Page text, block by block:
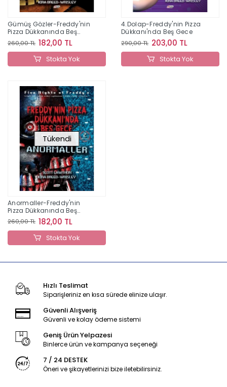
Gümüş Gözler-Freddy'nin
Pizza Dükkanında Beş
Gece
260,00 TL 182,00 TL
Stokta Yok
4.Dolap-Freddy'nin Pizza
Dükkanı'nda Beş Gece
290,00 TL 203,00 TL
Stokta Yok
Tükendi
Anormaller-Freddy'nin
Pizza Dükkanında Beş
Gece
260,00 TL 182,00 TL
Stokta Yok
Hızlı Teslimat
Siparişleriniz en kısa sürede elinize ulaşır.
Güvenli Alışveriş
Güvenli ve kolay ödeme sistemi
Geniş Ürün Yelpazesi
Binlerce ürün ve kampanya seçeneği
7 / 24 DESTEK
Öneri ve şikayetlerinizi bize iletebilirsiniz.